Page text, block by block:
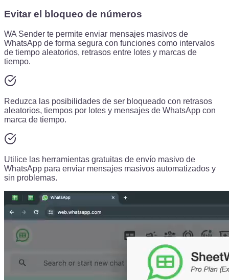
Evitar el bloqueo de números
WA Sender te permite enviar mensajes masivos de
WhatsApp de forma segura con funciones como intervalos
de tiempo aleatorios, retrasos entre lotes y marcas de
tiempo.
Reduzca las posibilidades de ser bloqueado con retrasos
aleatorios, tiempos por lotes y mensajes de WhatsApp con
marca de tiempo.
Utilice las herramientas gratuitas de envío masivo de
WhatsApp para enviar mensajes masivos automatizados y
sin problemas.